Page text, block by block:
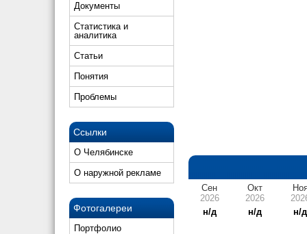
Документы
Статистика и
аналитика
Статьи
Понятия
Проблемы
Ссылки
О Челябинске
О наружной рекламе
Фотогалереи
Портфолио
Сен
2026
н/д
Окт
2026
н/д
н/д